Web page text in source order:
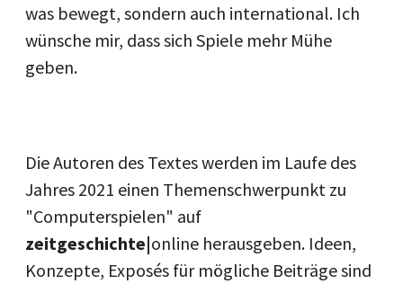
was bewegt, sondern auch international. Ich
wünsche mir, dass sich Spiele mehr Mühe
geben.
Die Autoren des Textes werden im Laufe des
Jahres 2021 einen Themenschwerpunkt zu
"Computerspielen" auf
zeitgeschichte|online herausgeben. Ideen,
Konzepte, Exposés für mögliche Beiträge sind